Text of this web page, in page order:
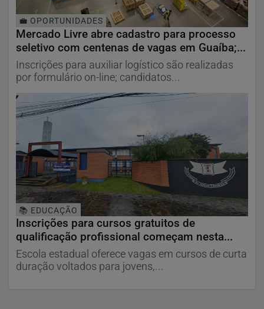
💼 OPORTUNIDADES
Mercado Livre abre cadastro para processo
seletivo com centenas de vagas em Guaíba;...
Inscrições para auxiliar logístico são realizadas
por formulário on-line; candidatos...
📚 EDUCAÇÃO
Inscrições para cursos gratuitos de
qualificação profissional começam nesta...
Escola estadual oferece vagas em cursos de curta
duração voltados para jovens,...